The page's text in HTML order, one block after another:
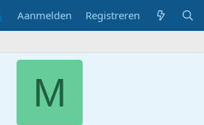
Aanmelden Registreren
M